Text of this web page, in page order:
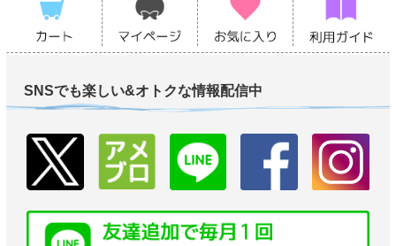
SNSでも楽しい&オトクな情報配信中